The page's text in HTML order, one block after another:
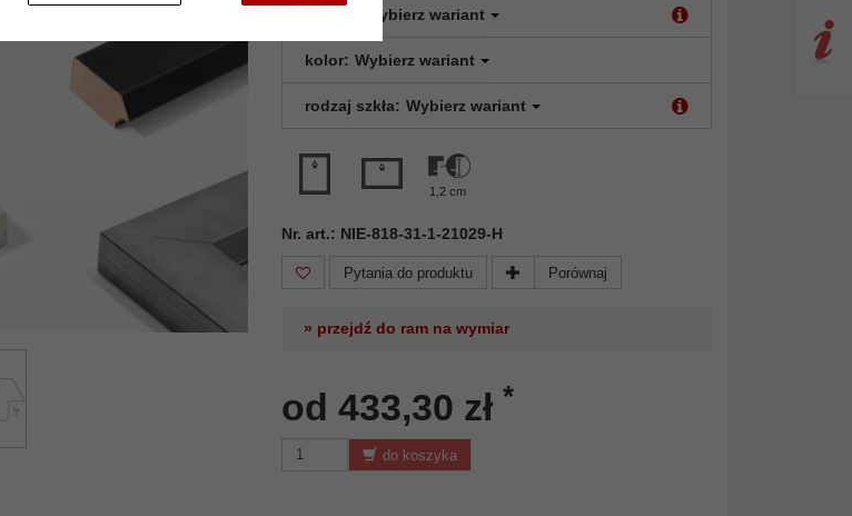
Wybierz wariant
kolor: Wybierz wariant
rodzaj szkła: Wybierz wariant
1,2 cm
Nr. art.: NIE-818-31-1-21029-H
Pytania do produktu Porównaj
» przejdź do ram na wymiar
od 433,30 zł *
do koszyka